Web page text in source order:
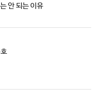
안 되는 이유